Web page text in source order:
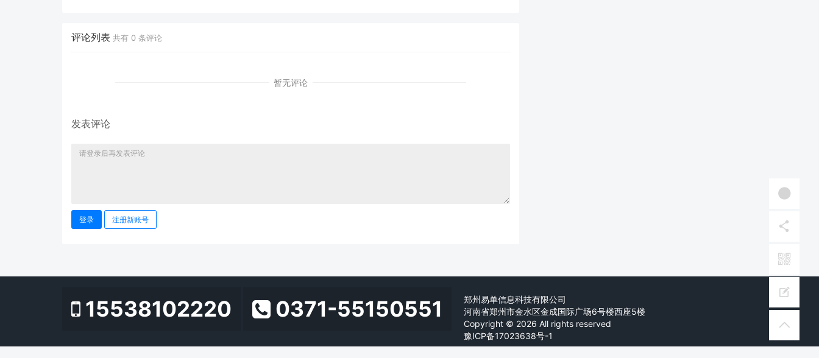
评论列表 共有 0 条评论
暂无评论
发表评论
登录 注册新账号
15538102220 0371-55150551
郑州易单信息科技有限公司
河南省郑州市金水区金成国际广场6号楼西座5楼
Copyright © 2026 All rights reserved
豫ICP备17023638号-1